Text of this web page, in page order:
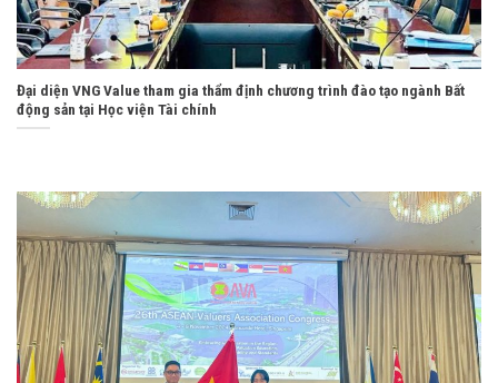
Đại diện VNG Value tham gia thẩm định chương trình đào tạo ngành Bất
động sản tại Học viện Tài chính